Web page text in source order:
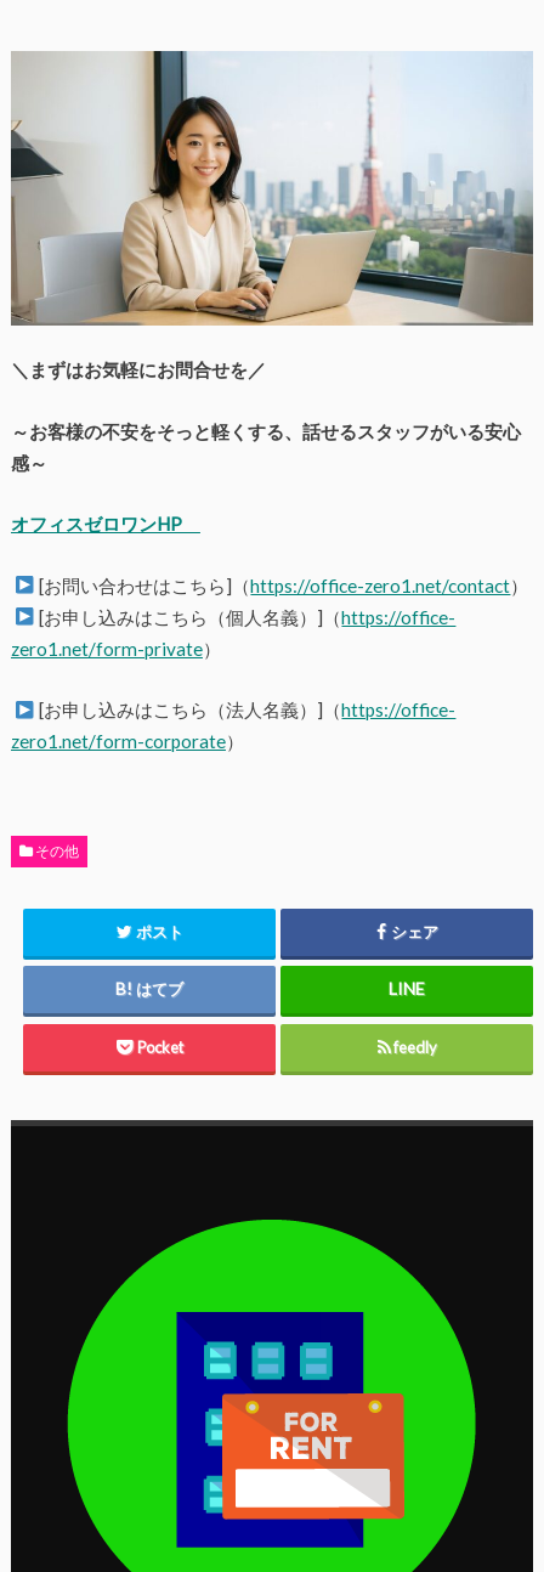
＼まずはお気軽にお問合せを／
～お客様の不安をそっと軽くする、話せるスタッフがいる安心
感～
オフィスゼロワンHP
[お問い合わせはこちら]（https://office-zero1.net/contact）
[お申し込みはこちら（個人名義）]（https://office-
zero1.net/form-private）
[お申し込みはこちら（法人名義）]（https://office-
zero1.net/form-corporate）
その他
ポスト シェア
はてブ
Pocket feedly